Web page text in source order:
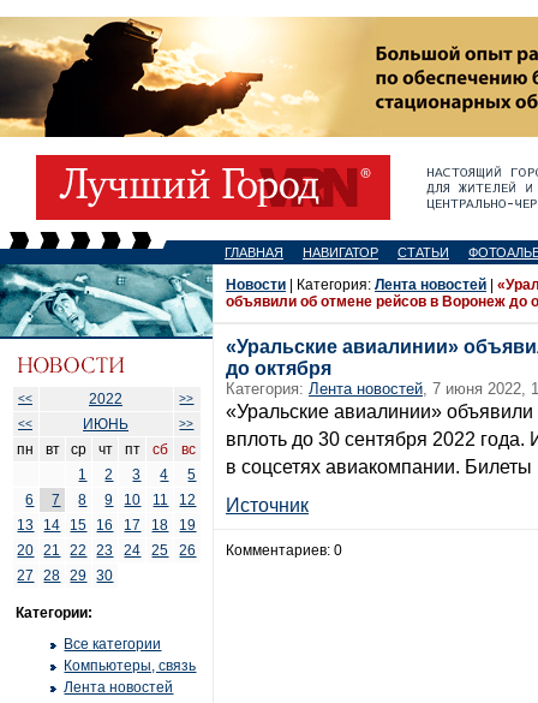
ГЛАВНАЯ НАВИГАТОР СТАТЬИ
<< 2022
>>
<<
ИЮНЬ >>
пн вт ср чт пт сб
вс
1
2 3 4
5
6
7 8 9 10 11
12
13
14 15 16 17 18
19
20
21 22 23 24 25
26
27
28 29 30
Категории:
Все категории
Компьютеры, связь
Лента новостей
Новости | Категория: Лента новостей
объявили об отмене рейсов в Воронеж до
«Уральские авиалинии»
до октября
Категория: Лента новостей, 7 июня 2022,
«Уральские авиалинии»
вплоть до 30 сентября 2022
в соцсетях авиакомпании.
Источник
Комментариев: 0